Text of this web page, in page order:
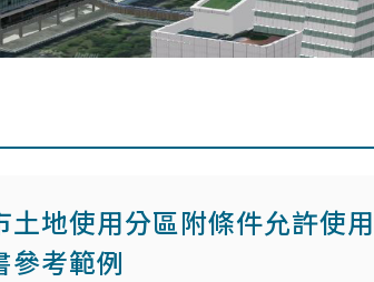
土地使用分區附條件允許使
參考範例